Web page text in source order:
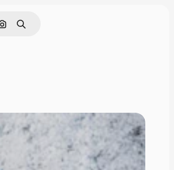
Pesquisar por imagem
Buscar